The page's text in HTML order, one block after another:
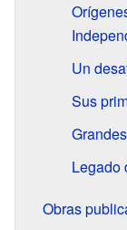
Un
Sus
Legado
Obras